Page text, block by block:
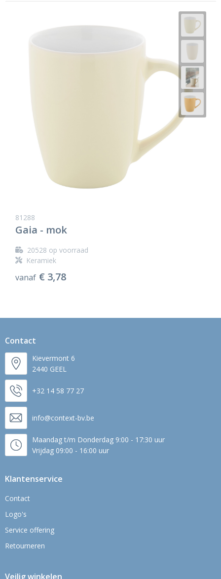
81288
Gaia - mok
20528 op voorraad
Keramiek
vanaf € 3,78
Contact
Kievermont 6
2440 GEEL
+32 14 58 77 27
info@context-bv.be
Maandag t/m Donderdag 9:00 - 17:30 uur
Vrijdag 09:00 - 16:00 uur
Klantenservice
Contact
Logo's
Service offering
Retourneren
Veilig winkelen